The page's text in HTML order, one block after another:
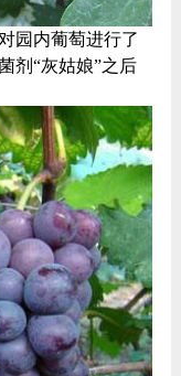
园内葡萄进行了
剂“灰姑娘”之后